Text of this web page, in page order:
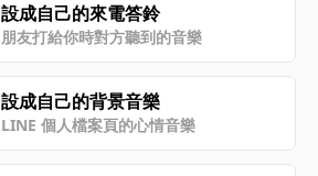
設成自己的來電答鈴
朋友打給你時對方聽到的音樂
設成自己的背景音樂
LINE 個人檔案頁的心情音樂